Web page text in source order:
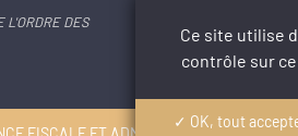
L'ORDRE DES
Ce site utilise
contrôle sur
✓ OK, tout